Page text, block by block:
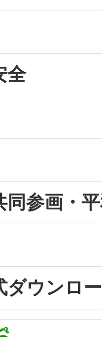
全
同参画・
ダウンロ